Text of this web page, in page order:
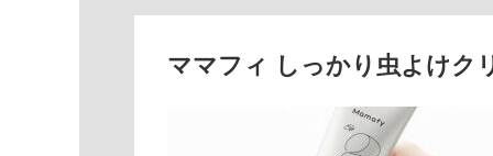
ママフィ しっかり虫よけク